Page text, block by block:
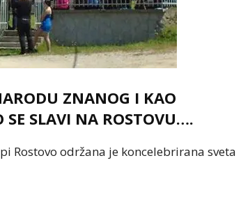
ZNANOG I KAO
SLAVI NA ROSTOVU….
Rostovo održana je koncelebrirana sveta